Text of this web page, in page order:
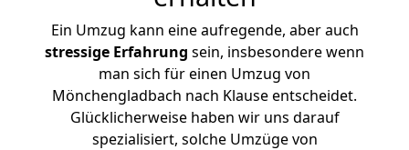
Ein Umzug kann eine aufregende, aber auch
stressige Erfahrung sein, insbesondere wenn
man sich für einen Umzug von
Mönchengladbach nach Klause entscheidet.
Glücklicherweise haben wir uns darauf
spezialisiert, solche Umzüge von